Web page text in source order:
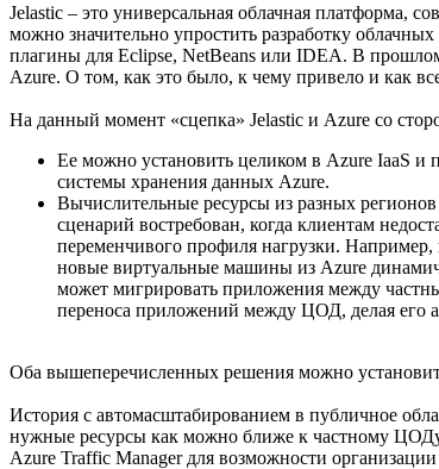
Jelastic – это универсальная облачная платформа,
можно значительно упростить разработку
плагины для Eclipse, NetBeans или IDEA. В
Azure. О том, как это было, к чему привело и как
На данный момент «сцепка» Jelastic и Azure со
Ее можно установить целиком в Azure IaaS и
системы хранения данных Azure.
Вычислительные ресурсы из разных
сценарий востребован, когда клиентам
переменчивого профиля нагрузки. Например,
новые виртуальные машины из Azure
может мигрировать приложения между
переноса приложений между ЦОД, делая его
Оба вышеперечисленных решения можно
История с автомасштабированием в публичное
нужные ресурсы как можно ближе к частному ЦОДу
Azure Traffic Manager для возможности